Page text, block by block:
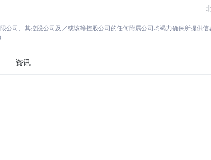
公司、其控股公司及／或该等控股公司的任何附属公司均竭力确保所提
资讯